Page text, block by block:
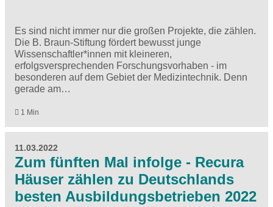
Es sind nicht immer nur die großen Projekte, die zählen.
Die B. Braun-Stiftung fördert bewusst junge
Wissenschaftler*innen mit kleineren,
erfolgsversprechenden Forschungsvorhaben - im
besonderen auf dem Gebiet der Medizintechnik. Denn
gerade am…
1 Min
11.03.2022
Zum fünften Mal infolge - Recura
Häuser zählen zu Deutschlands
besten Ausbildungsbetrieben 2022